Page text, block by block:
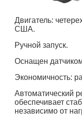
Двигатель:
США.
Ручной запуск.
Оснащен
Экономичность:
Автоматический
обеспечивает
независимо от